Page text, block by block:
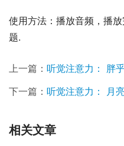
使用方法：播放音频，播
题.
上一篇： 听觉注意力： 胖乎
下一篇： 听觉注意力： 月亮
相关文章